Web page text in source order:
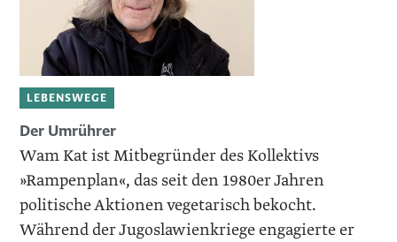
LEBENSWEGE
Der Umrührer
Wam Kat ist Mitbegründer des Kollektivs
»Rampenplan«, das seit den 1980er Jahren
politische Aktionen vegetarisch bekocht.
Während der Jugoslawienkriege engagierte er